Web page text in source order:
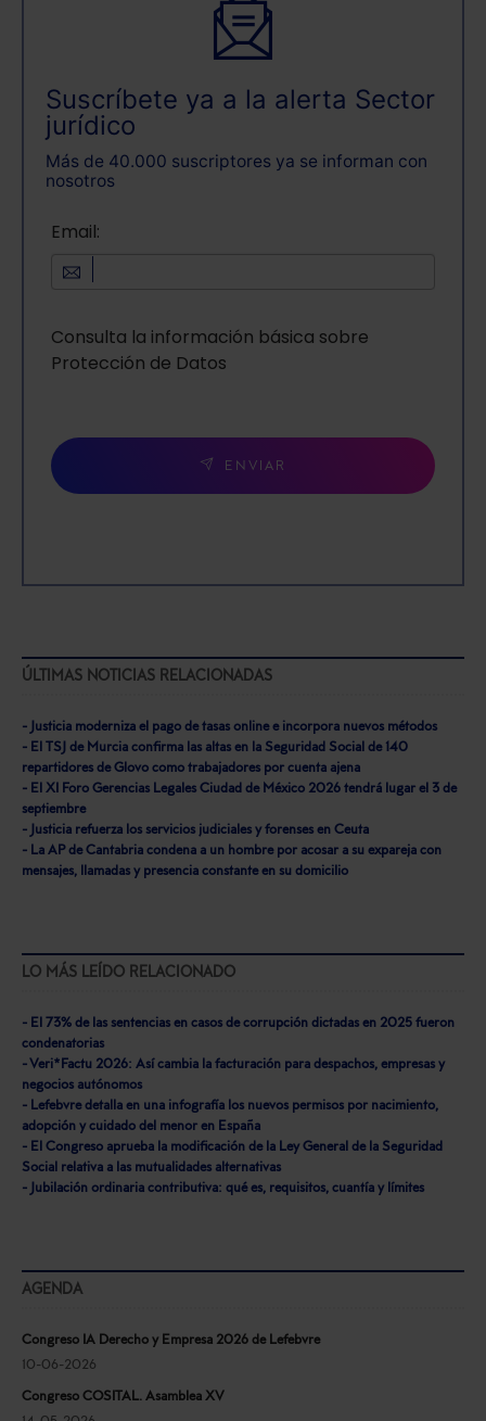
Suscríbete ya a la alerta Sector
jurídico
Más de 40.000 suscriptores ya se informan con
nosotros
Email:
Consulta la información básica sobre
Protección de Datos
ENVIAR
ÚLTIMAS NOTICIAS RELACIONADAS
- Justicia moderniza el pago de tasas online e incorpora nuevos métodos
- El TSJ de Murcia confirma las altas en la Seguridad Social de 140
repartidores de Glovo como trabajadores por cuenta ajena
- El XI Foro Gerencias Legales Ciudad de México 2026 tendrá lugar el 3 de
septiembre
- Justicia refuerza los servicios judiciales y forenses en Ceuta
- La AP de Cantabria condena a un hombre por acosar a su expareja con
mensajes, llamadas y presencia constante en su domicilio
LO MÁS LEÍDO RELACIONADO
- El 73% de las sentencias en casos de corrupción dictadas en 2025 fueron
condenatorias
- Veri*Factu 2026: Así cambia la facturación para despachos, empresas y
negocios autónomos
- Lefebvre detalla en una infografía los nuevos permisos por nacimiento,
adopción y cuidado del menor en España
- El Congreso aprueba la modificación de la Ley General de la Seguridad
Social relativa a las mutualidades alternativas
- Jubilación ordinaria contributiva: qué es, requisitos, cuantía y límites
AGENDA
Congreso IA Derecho y Empresa 2026 de Lefebvre
10-06-2026
Congreso COSITAL. Asamblea XV